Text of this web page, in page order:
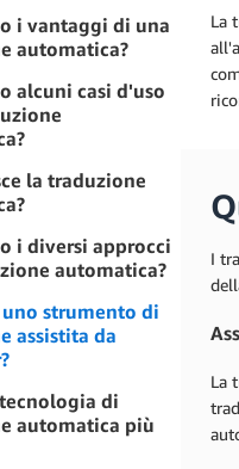
i vantaggi di una
automatica?
alcuni casi d'uso
la traduzione
i diversi approcci
automatica?
uno strumento di
assistita da
di
automatica più
La
I
La